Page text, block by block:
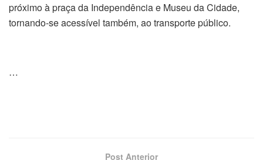
próximo à praça da Independência e Museu da Cidade,
tornando-se acessível também, ao transporte público.
…
Post Anterior